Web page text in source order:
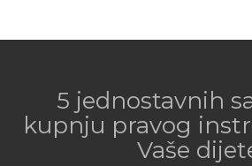
5 jednostavnih
kupnju pravog
Vaše